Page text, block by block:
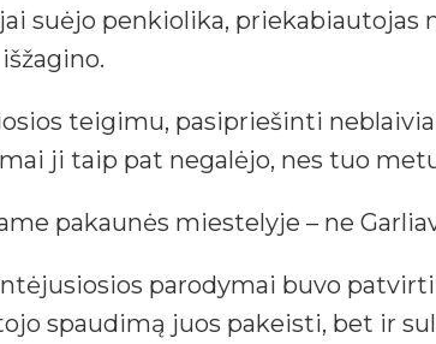
suėjo penkiolika,
teigimu, pasipriešinti
ji taip pat negalėjo, nes tuo
pakaunės miestelyje – ne
parodymai buvo
spaudimą juos pakeisti, bet ir